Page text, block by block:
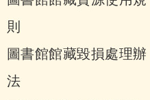
則
圖書館館藏毀損處理辦
法